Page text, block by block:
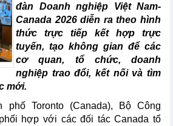
đàn Doanh nghiệp Việt Nam-
Canada 2026 diễn ra theo hình
thức trực tiếp kết hợp trực
tuyến, tạo không gian để các
cơ quan, tổ chức, doanh
nghiệp trao đổi, kết nối và tìm
mới.
phố Toronto (Canada), Bộ Công
hợp với các đối tác Canada tổ